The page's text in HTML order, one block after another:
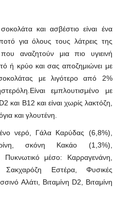
και ασβέστιο είναι ένα
για όλους τους λάτρεις της
αναζητούν μια πιο υγιεινή
ή κρύο και σας αποζημιώνει με
με λιγότερο από 2%
εμπλουτισμένο με
και Β12 και είναι χωρίς λακτόζη,
και γλουτένη.
νερό, Γάλα Καρύδας (6,8%),
σκόνη Κακάο (1,3%),
Πυκνωτικό μέσο: Καρραγενάνη,
Σακχαρόζη Εστέρα, Φυσικές
Αλάτι, Βιταμίνη D2, Βιταμίνη